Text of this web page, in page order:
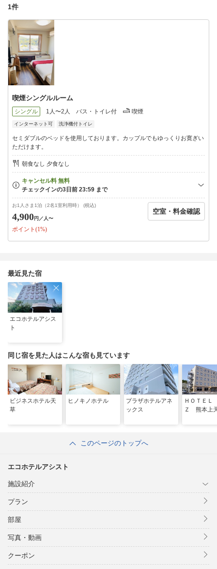
※大型車でお越しのお客様はご予約の際、備考欄にその旨記載頂
当ホテルはSDGsの「地球環境保全・環境負荷低減」に取り組んで
おります。
そのためアメニティ（歯ブラシ・カミソリ・お茶パック・ヘアブ
ラシ・ルームウェア・使い捨てスリッパ）はフロントにてお客様
の御必要な分だけお渡しさせて頂いております。
清潔なアメニティの提供と不要なゴミを増やさないよう取り組み
お申し付けください。
＜キャンセル料のご案内＞
当日午前0：00より 100％（当日不泊も含む）
前々日午前0：00より 50％
＜5名様以上の団体様キャンセル料＞
不泊・当日キャンセル 100％
3日前キャンセル 70％
7日前キャンセル 50％
14日前キャンセル 30％
1件
喫煙シングルルーム
シングル 1人〜2人 バス・トイレ付 喫煙
インターネット可 洗浄機付トイレ
セミダブルのベッドを使用しております。カップルでもゆっくりお寛ぎい
ただけます。
朝食なし 夕食なし
お1人さま1泊（2名1室利用時） (税込)
4,900円 ／人〜
ポイント(1%)
空室・料金確認
最近見た宿
エコホテルアシス
ト
同じ宿を見た人はこんな宿も見ています
ビジネスホテル天
草
ヒノキノホテル
プラザホテルアネ
ックス
ＨＯＴＥ
Ｚ 熊本上
このページのトップへ
エコホテルアシスト
施設紹介
プラン
部屋
写真・動画
クーポン